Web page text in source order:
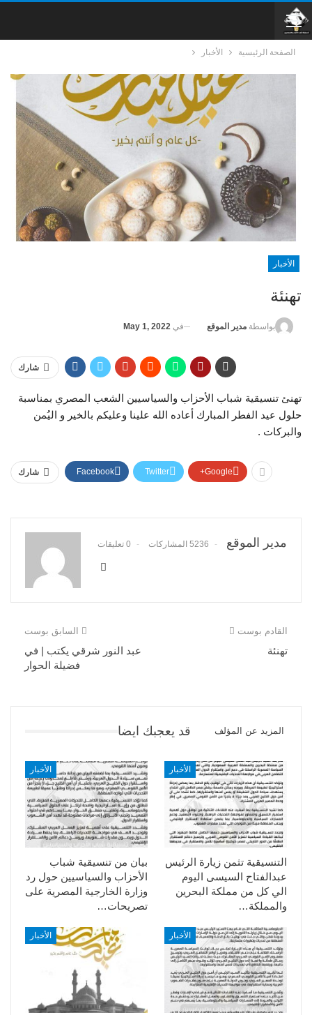
الصفحة الرئيسية الأخبار
الأخبار
تهنئة
بواسطة مدير الموقع في May 1, 2022
شارك
تهنئ تنسيقية شباب الأحزاب والسياسيين الشعب المصري بمناسبة
حلول عيد الفطر المبارك أعاده الله علينا وعليكم بالخير و اليُمن
والبركات .
شارك Facebook Twitter Google+
مدير الموقع 5236 المشاركات 0 تعليقات
السابق بوست
عبد النور شرقي يكتب | في
فضيلة الحوار
القادم بوست
تهنئة
قد يعجبك ايضا المزيد عن المؤلف
الأخبار
بيان من تنسيقية شباب
الأحزاب والسياسيين حول رد
وزارة الخارجية المصرية على
تصريحات…
الأخبار
التنسيقية تثمن زيارة الرئيس
عبدالفتاح السيسى اليوم
الي كل من مملكة البحرين
والمملكة…
الأخبار الأخبار